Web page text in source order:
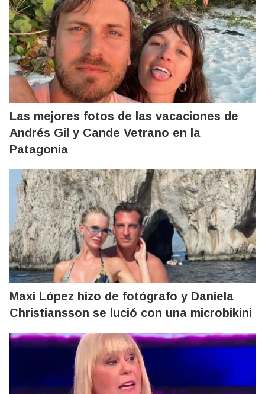
Las mejores fotos de las vacaciones de
Andrés Gil y Cande Vetrano en la
Patagonia
Maxi López hizo de fotógrafo y Daniela
Christiansson se lució con una microbikini